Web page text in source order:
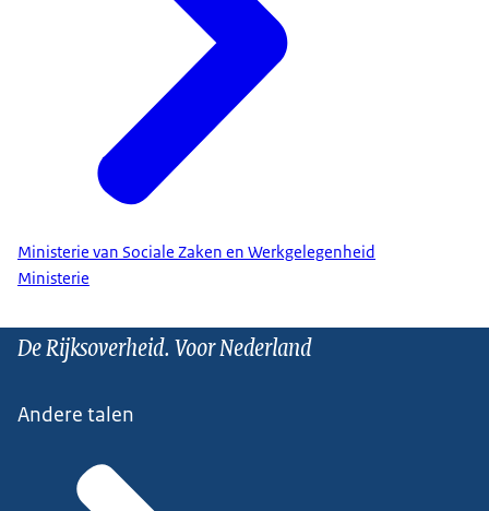
Ministerie van Sociale Zaken en Werkgelegenheid
Ministerie
De Rijksoverheid. Voor Nederland
Andere talen